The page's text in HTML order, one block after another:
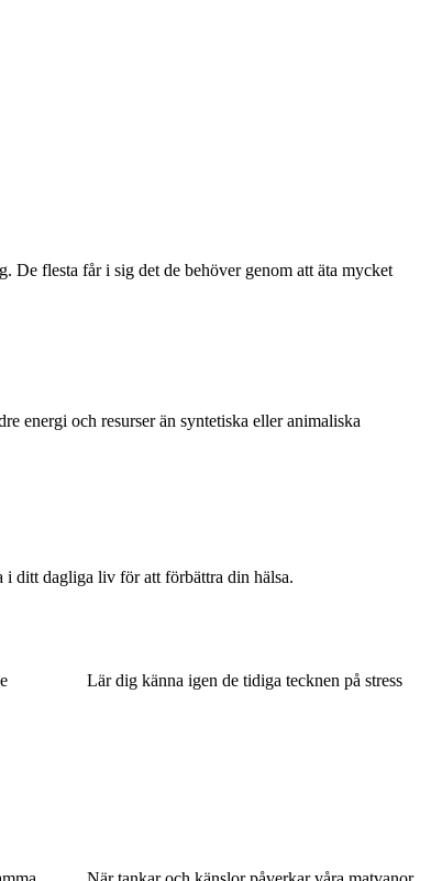
De flesta får i sig det de behöver genom att äta mycket
energi och resurser än syntetiska eller animaliska
ditt dagliga liv för att förbättra din hälsa.
Lär dig känna igen de tidiga tecknen på stress